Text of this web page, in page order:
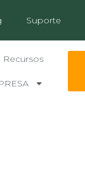
Suporte
Recursos